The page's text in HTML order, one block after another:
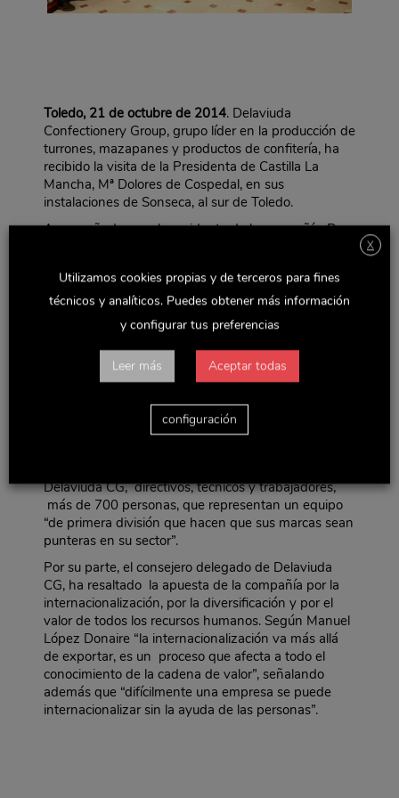
Toledo, 21 de octubre de 2014. Delaviuda
Confectionery Group, grupo líder en la producción de
turrones, mazapanes y productos de confitería, ha
recibido la visita de la Presidenta de Castilla La
Mancha, Mª Dolores de Cospedal, en sus
instalaciones de Sonseca, al sur de Toledo.
Acompañada por el presidente de la compañía, D.
y tercera generación a cargo de la gestión del grupo,
la presidenta autonómica ha recorrido la fábrica de
producción, donde le han mostrado los procesos de
elaboración de algunos de los productos más típicos
como turrón o mazapanes.
María Dolores de Cospedal ha señalado que “el valor
reside en la diversificación y en que saben
adaptarse y anticiparse al mercado y producir
Delaviuda CG, directivos, técnicos y trabajadores,
más de 700 personas, que representan un equipo
“de primera división que hacen que sus marcas sean
punteras en su sector”.
Por su parte, el consejero delegado de Delaviuda
CG, ha resaltado la apuesta de la compañía por la
internacionalización, por la diversificación y por el
valor de todos los recursos humanos. Según Manuel
López Donaire “la internacionalización va más allá
de exportar, es un proceso que afecta a todo el
conocimiento de la cadena de valor”, señalando
además que “difícilmente una empresa se puede
internacionalizar sin la ayuda de las personas”.
X
Utilizamos cookies propias y de terceros para fines
técnicos y analíticos. Puedes obtener más información
y configurar tus preferencias
Leer más Aceptar todas
configuración